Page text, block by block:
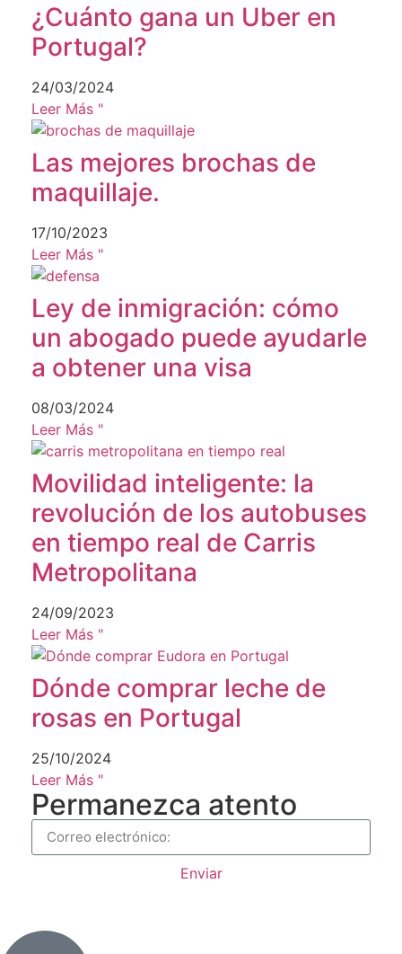
¿Cuánto gana un Uber en
Portugal?
24/03/2024
Leer Más "
Las mejores brochas de
maquillaje.
17/10/2023
Leer Más "
Ley de inmigración: cómo
un abogado puede ayudarle
a obtener una visa
08/03/2024
Leer Más "
Movilidad inteligente: la
revolución de los autobuses
en tiempo real de Carris
Metropolitana
24/09/2023
Leer Más "
Dónde comprar leche de
rosas en Portugal
25/10/2024
Leer Más "
Permanezca atento
Enviar